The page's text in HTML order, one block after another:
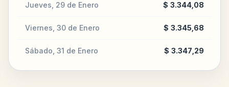
Jueves, 29 de Enero $ 3.344,08
Viernes, 30 de Enero $ 3.345,68
Sábado, 31 de Enero $ 3.347,29